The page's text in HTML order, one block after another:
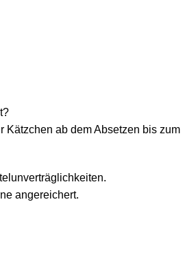
Kätzchen ab dem Absetzen bis zum
angereichert.